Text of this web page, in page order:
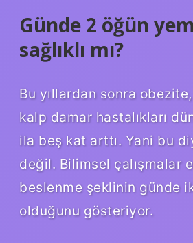
Günde 2 öğün
sağlıklı mı?
Bu yıllardan sonra
kalp damar hastalıkları
ila beş kat arttı. Yani bu
değil. Bilimsel çalışmalar
beslenme şeklinin günde
olduğunu gösteriyor.